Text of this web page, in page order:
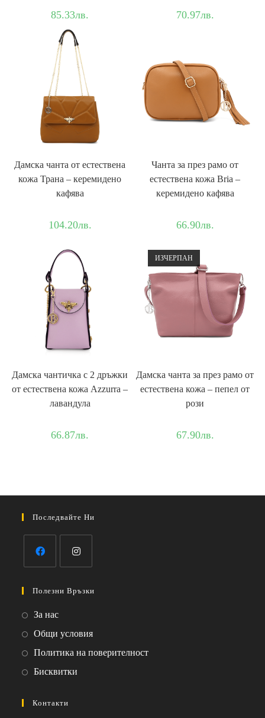
85.33лв. 70.97лв.
Дамска чанта от естествена
кожа Трана – керемидено
кафява
104.20лв.
Чанта за през рамо от
естествена кожа Bria –
керемидено кафява
66.90лв.
Дамска чантичка с 2 дръжки
от естествена кожа Azzurra –
лавандула
66.87лв.
ИЗЧЕРПАН
Дамска чантa за през рамо от
естествена кожа – пепел от
рози
67.90лв.
Последвайте Ни
in
new
tab
in
tab
Полезни Връзки
За насOpens
new
tab
Общи условияOpens
Политика на поверителностOpens
Бисквитки
Контакти